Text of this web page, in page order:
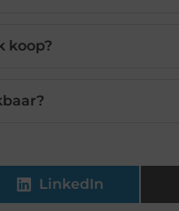
koop?
LinkedIn